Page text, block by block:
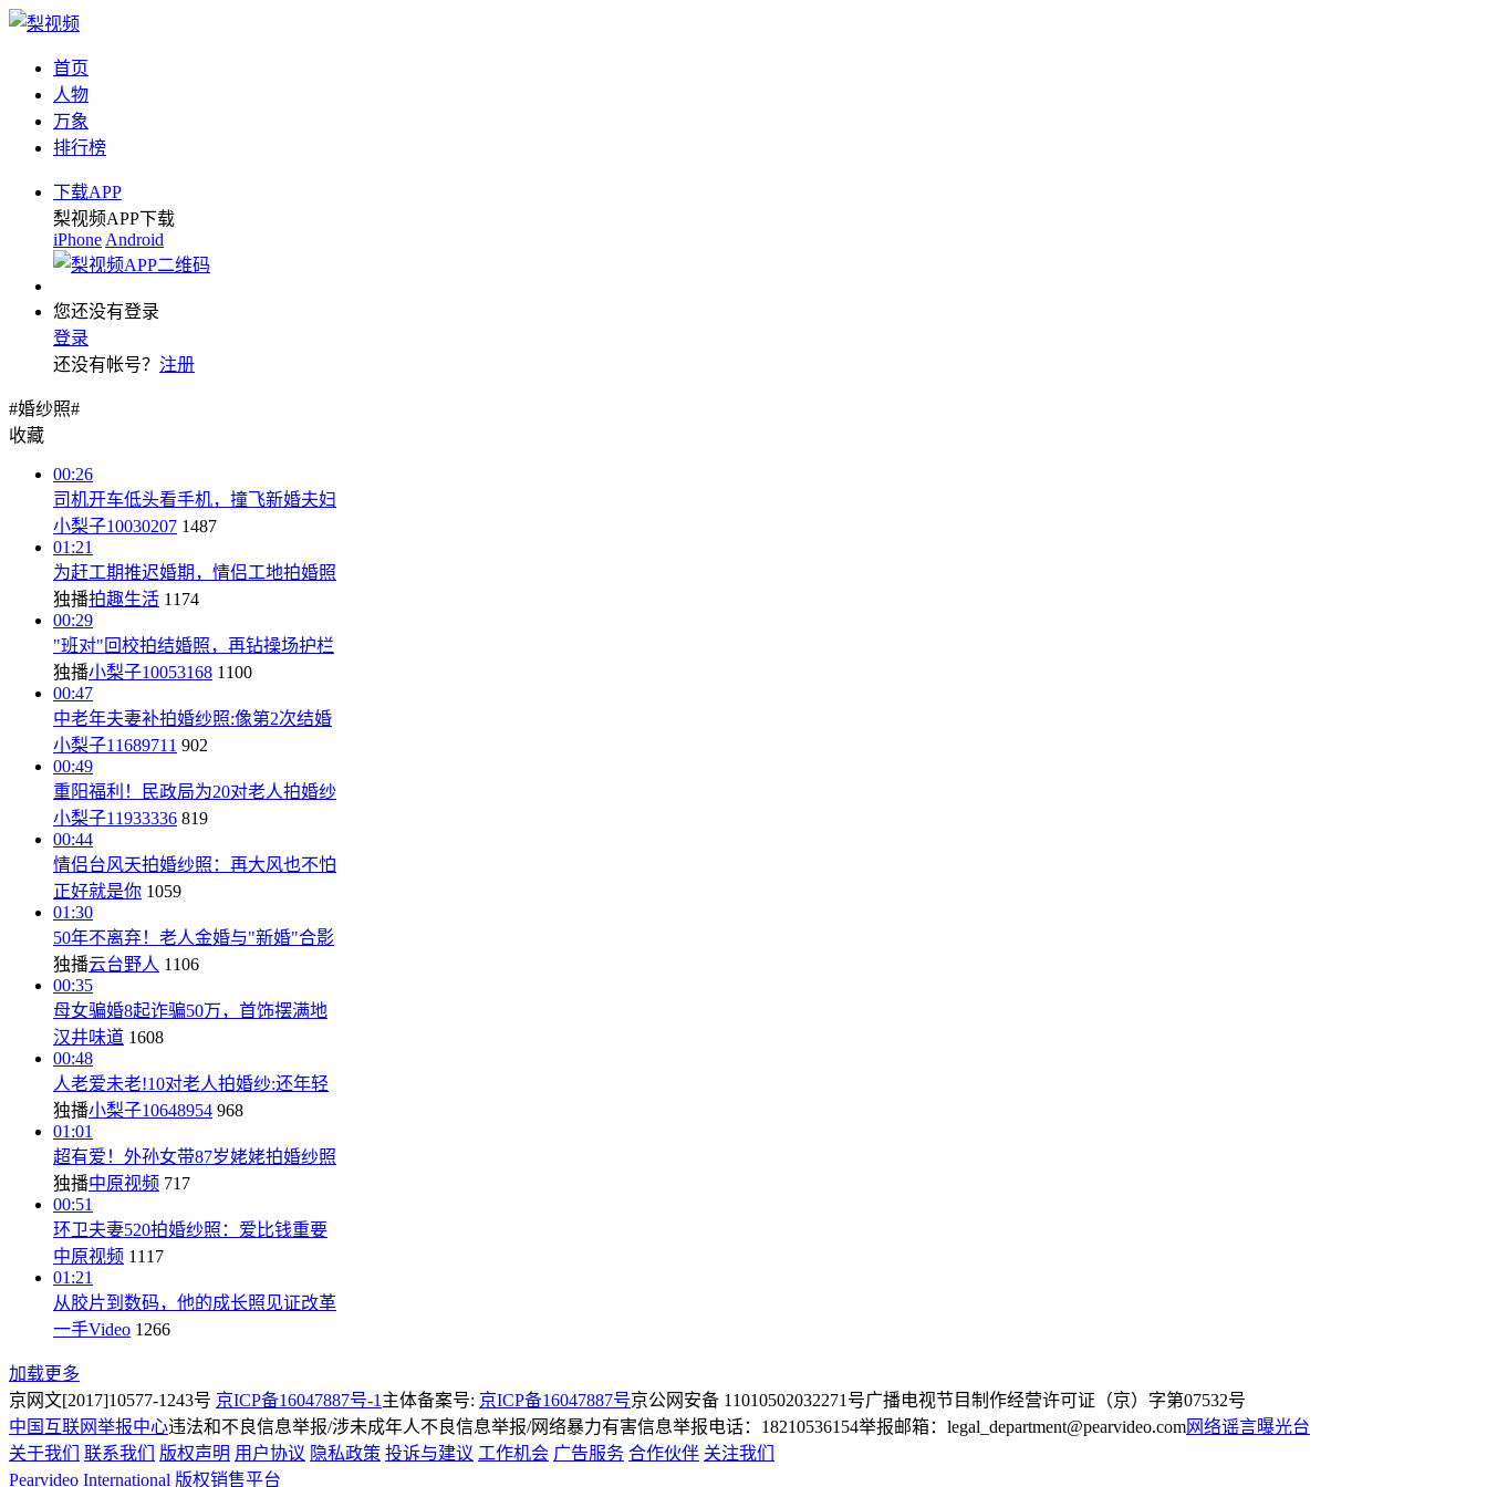
首页
人物
万象
排行榜
下载APP
梨视频APP下载
iPhone Android
您还没有登录
登录
还没有帐号？ 注册
#婚纱照#
收藏
00:26
司机开车低头看手机，撞飞新婚夫妇
小梨子10030207 1487
01:21
为赶工期推迟婚期，情侣工地拍婚照
独播拍趣生活 1174
00:29
"班对"回校拍结婚照，再钻操场护栏
独播小梨子10053168 1100
00:47
中老年夫妻补拍婚纱照:像第2次结婚
小梨子11689711 902
00:49
重阳福利！民政局为20对老人拍婚纱
小梨子11933336 819
00:44
情侣台风天拍婚纱照：再大风也不怕
正好就是你 1059
01:30
50年不离弃！老人金婚与"新婚"合影
独播云台野人 1106
00:35
母女骗婚8起诈骗50万，首饰摆满地
汉井味道 1608
00:48
人老爱未老!10对老人拍婚纱:还年轻
独播小梨子10648954 968
01:01
超有爱！外孙女带87岁姥姥拍婚纱照
独播中原视频 717
00:51
环卫夫妻520拍婚纱照：爱比钱重要
中原视频 1117
01:21
从胶片到数码，他的成长照见证改革
一手Video 1266
加载更多
京网文[2017]10577-1243号 京ICP备16047887号-1 主体备案号: 京ICP备16047887号京公网安备 11010502032271号广播电视节目制作经营许可证（京）字第07532号
中国互联网举报中心违法和不良信息举报/涉未成年人不良信息举报/网络暴力有害信息举报电话：18210536154举报邮箱：legal_department@pearvideo.com网络谣言曝光台
关于我们
联系我们 版权声明 用户协议 隐私政策 投诉与建议 工作机会 广告服务 合作伙伴 关注我们
Pearvideo International 版权销售平台